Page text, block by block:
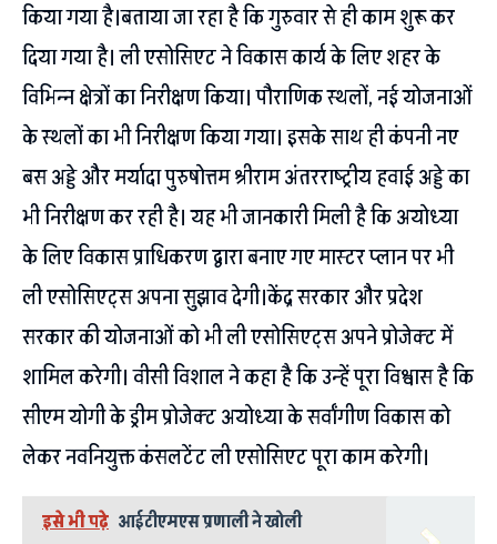
किया गया है।बताया जा रहा है कि गुरुवार से ही काम शुरू कर
दिया गया है। ली एसोसिएट ने विकास कार्य के लिए शहर के
विभिन्न क्षेत्रों का निरीक्षण किया। पौराणिक स्थलों, नई योजनाओं
के स्थलों का भी निरीक्षण किया गया। इसके साथ ही कंपनी नए
बस अड्डे और मर्यादा पुरुषोत्तम श्रीराम अंतरराष्ट्रीय हवाई अड्डे का
भी निरीक्षण कर रही है। यह भी जानकारी मिली है कि अयोध्या
के लिए विकास प्राधिकरण द्वारा बनाए गए मास्टर प्लान पर भी
ली एसोसिएट्स अपना सुझाव देगी।केंद्र सरकार और प्रदेश
सरकार की योजनाओं को भी ली एसोसिएट्स अपने प्रोजेक्ट में
शामिल करेगी। वीसी विशाल ने कहा है कि उन्हें पूरा विश्वास है कि
सीएम योगी के ड्रीम प्रोजेक्ट अयोध्या के सर्वांगीण विकास को
लेकर नवनियुक्त कंसलटेंट ली एसोसिएट पूरा काम करेगी।
इसे भी पढ़े आईटीएमएस प्रणाली ने खोली